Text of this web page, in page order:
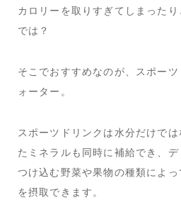
カロリーを取りすぎてしまった
では？
そこでおすすめなのが、スポー
ォーター。
スポーツドリンクは水分だけで
たミネラルも同時に補給でき、デ
つけ込む野菜や果物の種類によ
を摂取できます。